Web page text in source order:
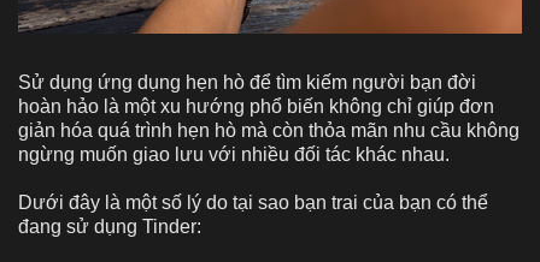
Sử dụng ứng dụng hẹn hò để tìm kiếm người bạn đời
hoàn hảo là một xu hướng phổ biến không chỉ giúp đơn
giản hóa quá trình hẹn hò mà còn thỏa mãn nhu cầu không
ngừng muốn giao lưu với nhiều đối tác khác nhau.
Dưới đây là một số lý do tại sao bạn trai của bạn có thể
đang sử dụng Tinder: